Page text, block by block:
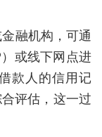
融机构，可通
或线下网点进
款人的信用记
评估，这一过